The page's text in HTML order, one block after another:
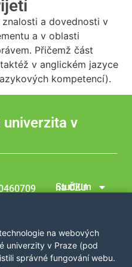
a dovednosti v
a v oblasti
Přičemž část
v anglickém jazyce
kompetencí).
univerzita v
Studium na ČZU
Kontakt
na webových
univerzity v Praze (pod
správné fungování webu.